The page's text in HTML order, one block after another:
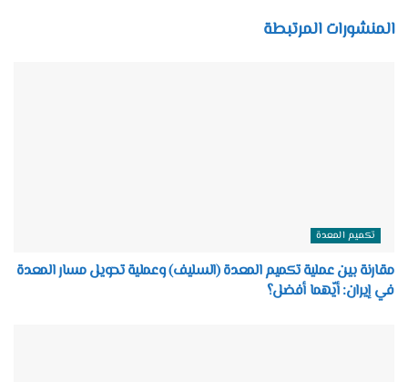
المنشورات المرتبطة
تكميم المعدة
مقارنة بين عملية تكميم المعدة (السليف) وعملية تحويل مسار المعدة
في إيران: أيّهما أفضل؟